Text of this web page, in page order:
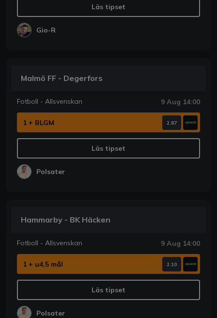
Läs tipset
Gio-R
Malmö FF - Degerfors
Fotboll - Allsvenskan 9 Aug 14:00
1 + BLGM 2.87
Läs tipset
Polsater
Hammarby - BK Häcken
Fotboll - Allsvenskan 9 Aug 14:00
1 + u4,5 mål 2.10
Läs tipset
Polsater